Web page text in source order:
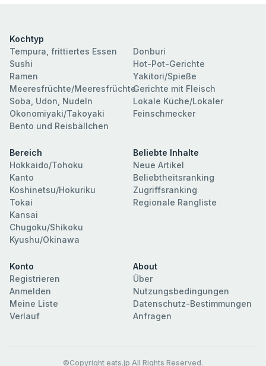
Kochtyp
Tempura, frittiertes Essen
Sushi
Ramen
Meeresfrüchte/Meeresfrüchte
Soba, Udon, Nudeln
Okonomiyaki/Takoyaki
Bento und Reisbällchen
Donburi
Hot-Pot-Gerichte
Yakitori/Spieße
Gerichte mit Fleisch
Lokale Küche/Lokaler
Feinschmecker
Bereich
Hokkaido/Tohoku
Kanto
Koshinetsu/Hokuriku
Tokai
Kansai
Chugoku/Shikoku
Kyushu/Okinawa
Beliebte Inhalte
Neue Artikel
Beliebtheitsranking
Zugriffsranking
Regionale Rangliste
Konto
Registrieren
Anmelden
Meine Liste
Verlauf
About
Über
Nutzungsbedingungen
Datenschutz-Bestimmungen
Anfragen
©Copyright eats.jp All Rights Reserved.